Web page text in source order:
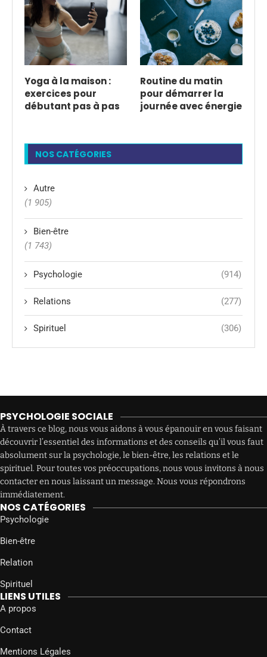
Yoga à la maison :
exercices pour
débutant pas à pas
Routine du matin
pour démarrer la
journée avec énergie
NOS CATÉGORIES
Autre
(1 905)
Bien-être
(1 743)
Psychologie (914)
Relations (277)
Spirituel (306)
PSYCHOLOGIE SOCIALE
À travers ce blog, nous vous aidons à vous épanouir en vous faisant
découvrir l’essentiel des informations et des conseils qu’il vous faut
absolument sur la psychologie, le bien-être, les relations et le
spirituel. Pour toutes vos préoccupations, nous vous invitons à nous
contacter en nous laissant un message. Nous vous répondrons
immédiatement.
NOS CATÉGORIES
Psychologie
Bien-être
Relation
Spirituel
LIENS UTILES
A propos
Contact
Mentions Légales